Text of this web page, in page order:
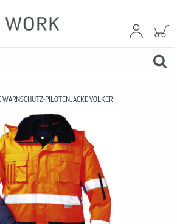
WARNSCHUTZ-PILOTENJACKE VOLKER